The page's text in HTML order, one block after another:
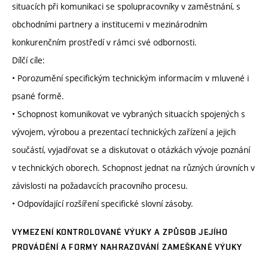
situacích při komunikaci se spolupracovníky v zaměstnání, s
obchodními partnery a institucemi v mezinárodním
konkurenčním prostředí v rámci své odbornosti.
Dílčí cíle:
• Porozumění specifickým technickým informacím v mluvené i
psané formě.
• Schopnost komunikovat ve vybraných situacích spojených s
vývojem, výrobou a prezentací technických zařízení a jejich
součástí, vyjadřovat se a diskutovat o otázkách vývoje poznání
v technických oborech. Schopnost jednat na různých úrovních v
závislosti na požadavcích pracovního procesu.
• Odpovídající rozšíření specifické slovní zásoby.
VYMEZENÍ KONTROLOVANÉ VÝUKY A ZPŮSOB JEJÍHO
PROVÁDĚNÍ A FORMY NAHRAZOVÁNÍ ZAMEŠKANÉ VÝUKY